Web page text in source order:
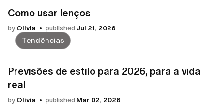
Como usar lenços
by Olivia published Jul 21, 2026
Tendências
Previsões de estilo para 2026, para a vida
real
by Olivia published Mar 02, 2026